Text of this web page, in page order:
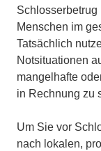
Menschen im
Tatsächlich
Notsituationen
mangelhafte
in Rechnung zu
Um Sie vor
nach lokalen,